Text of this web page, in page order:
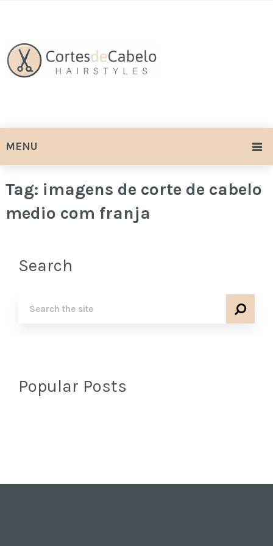
MENU
Tag: imagens de corte de cabelo
medio com franja
Search
Popular Posts